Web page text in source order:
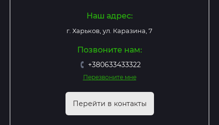
Наш адрес:
г. Харьков, ул. Каразина, 7
Позвоните нам:
+380633433322
Перезвоните мне
Перейти в контакты